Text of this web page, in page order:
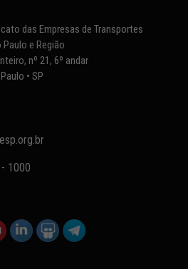
das Empresas de Transportes
Paulo e Região
nº 21, 6º andar
• SP
1000